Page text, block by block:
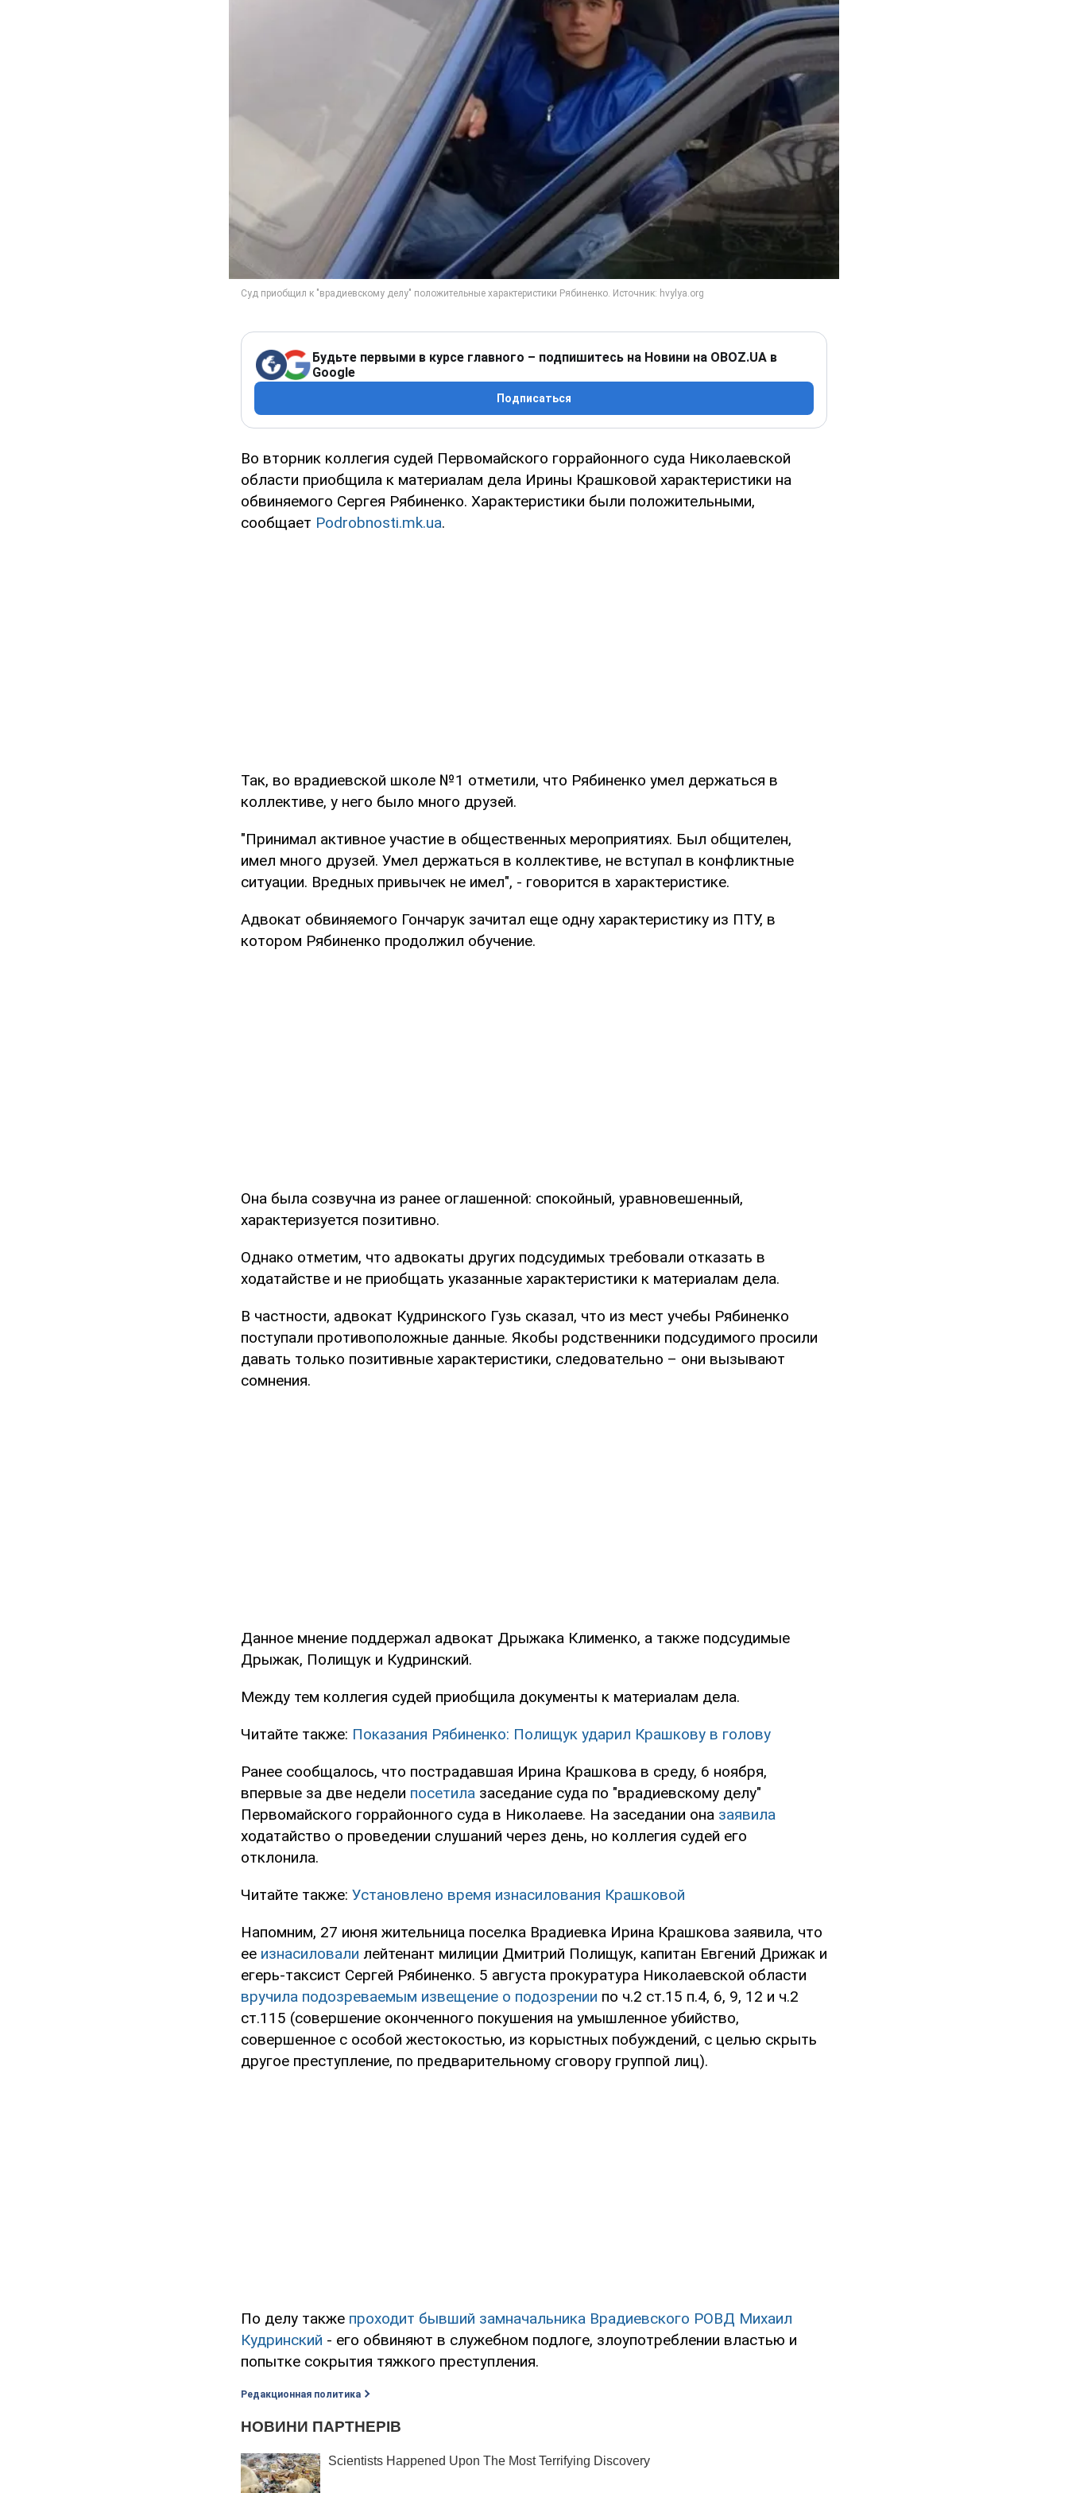
Будьте первыми в курсе главного – подпишитесь на Новини на OBOZ.UA в
Google
Подписаться
Во вторник коллегия судей Первомайского горрайонного суда Николаевской
области приобщила к материалам дела Ирины Крашковой характеристики на
обвиняемого Сергея Рябиненко. Характеристики были положительными,
сообщает Podrobnosti.mk.ua.
Так, во врадиевской школе №1 отметили, что Рябиненко умел держаться в
коллективе, у него было много друзей.
"Принимал активное участие в общественных мероприятиях. Был общителен,
имел много друзей. Умел держаться в коллективе, не вступал в конфликтные
ситуации. Вредных привычек не имел", - говорится в характеристике.
Адвокат обвиняемого Гончарук зачитал еще одну характеристику из ПТУ, в
котором Рябиненко продолжил обучение.
Она была созвучна из ранее оглашенной: спокойный, уравновешенный,
характеризуется позитивно.
Однако отметим, что адвокаты других подсудимых требовали отказать в
ходатайстве и не приобщать указанные характеристики к материалам дела.
В частности, адвокат Кудринского Гузь сказал, что из мест учебы Рябиненко
поступали противоположные данные. Якобы родственники подсудимого просили
давать только позитивные характеристики, следовательно – они вызывают
сомнения.
Данное мнение поддержал адвокат Дрыжака Клименко, а также подсудимые
Дрыжак, Полищук и Кудринский.
Между тем коллегия судей приобщила документы к материалам дела.
Читайте также: Показания Рябиненко: Полищук ударил Крашкову в голову
Ранее сообщалось, что пострадавшая Ирина Крашкова в среду, 6 ноября,
впервые за две недели посетила заседание суда по "врадиевскому делу"
Первомайского горрайонного суда в Николаеве. На заседании она заявила
ходатайство о проведении слушаний через день, но коллегия судей его
отклонила.
Читайте также: Установлено время изнасилования Крашковой
Напомним, 27 июня жительница поселка Врадиевка Ирина Крашкова заявила, что
ее изнасиловали лейтенант милиции Дмитрий Полищук, капитан Евгений Дрижак и
егерь-таксист Сергей Рябиненко. 5 августа прокуратура Николаевской области
вручила подозреваемым извещение о подозрении по ч.2 ст.15 п.4, 6, 9, 12 и ч.2
ст.115 (совершение оконченного покушения на умышленное убийство,
совершенное с особой жестокостью, из корыстных побуждений, с целью скрыть
другое преступление, по предварительному сговору группой лиц).
По делу также проходит бывший замначальника Врадиевского РОВД Михаил
Кудринский - его обвиняют в служебном подлоге, злоупотреблении властью и
попытке сокрытия тяжкого преступления.
Редакционная политика